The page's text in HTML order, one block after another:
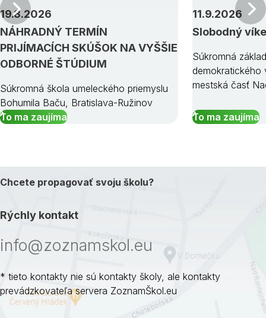
NÁHRADNÝ TERMÍN
PRIJÍMACÍCH SKÚŠOK NA VYŠŠIE
ODBORNÉ ŠTÚDIUM
19.8.2026
Súkromná škola umeleckého priemyslu
Bohumila Baču, Bratislava-Ružinov
To ma zaujíma
Slobodný
11.9.2026
Súkromná
demokratického
mestská časť
To ma zaujíma
Predchádzajúci
Chcete propagovať svoju školu?
Rýchly kontakt
info@zoznamskol.eu
* tieto kontakty nie sú kontakty školy, ale kontakty
prevádzkovateľa servera ZoznamŠkol.eu